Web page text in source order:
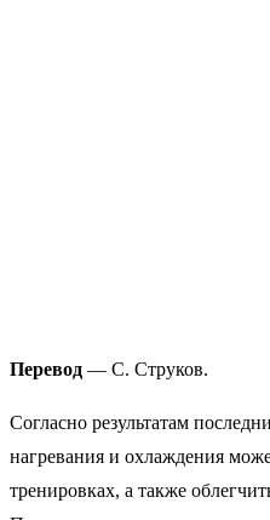
Перевод — С. Струков.
Согласно результатам
нагревания и охлаждения
тренировках, а также